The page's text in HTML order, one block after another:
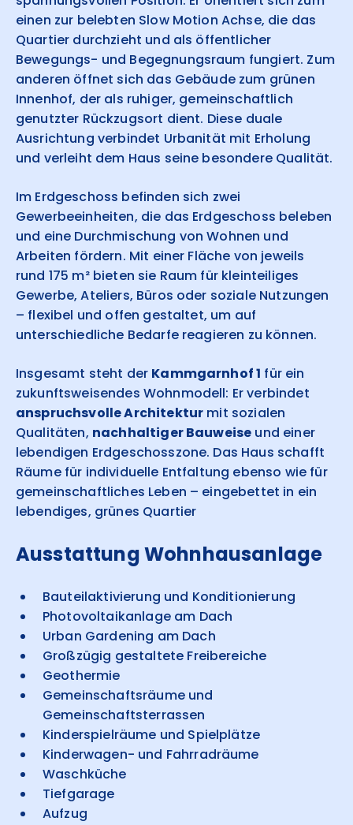
einen zur belebten Slow Motion Achse, die das
Quartier durchzieht und als öffentlicher
Bewegungs- und Begegnungsraum fungiert. Zum
anderen öffnet sich das Gebäude zum grünen
Innenhof, der als ruhiger, gemeinschaftlich
genutzter Rückzugsort dient. Diese duale
Ausrichtung verbindet Urbanität mit Erholung
und verleiht dem Haus seine besondere Qualität.
Im Erdgeschoss befinden sich zwei
Gewerbeeinheiten, die das Erdgeschoss beleben
und eine Durchmischung von Wohnen und
Arbeiten fördern. Mit einer Fläche von jeweils
rund 175 m² bieten sie Raum für kleinteiliges
Gewerbe, Ateliers, Büros oder soziale Nutzungen
– flexibel und offen gestaltet, um auf
unterschiedliche Bedarfe reagieren zu können.
Insgesamt steht der Kammgarnhof 1 für ein
zukunftsweisendes Wohnmodell: Er verbindet
anspruchsvolle Architektur mit sozialen
Qualitäten, nachhaltiger Bauweise und einer
lebendigen Erdgeschosszone. Das Haus schafft
Räume für individuelle Entfaltung ebenso wie für
gemeinschaftliches Leben – eingebettet in ein
lebendiges, grünes Quartier
Ausstattung Wohnhausanlage
Bauteilaktivierung und Konditionierung
Photovoltaikanlage am Dach
Urban Gardening am Dach
Großzügig gestaltete Freibereiche
Geothermie
Gemeinschaftsräume und
Gemeinschaftsterrassen
Kinderspielräume und Spielplätze
Kinderwagen- und Fahrradräume
Waschküche
Tiefgarage
Aufzug